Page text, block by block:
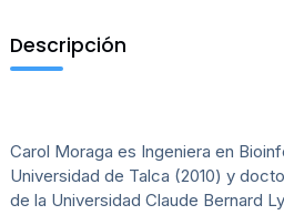
Descripción
Carol Moraga es Ingeniera en
Universidad de Talca (2010) y
de la Universidad Claude Bernard